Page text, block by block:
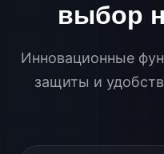
выбор
Инновационные
защиты и